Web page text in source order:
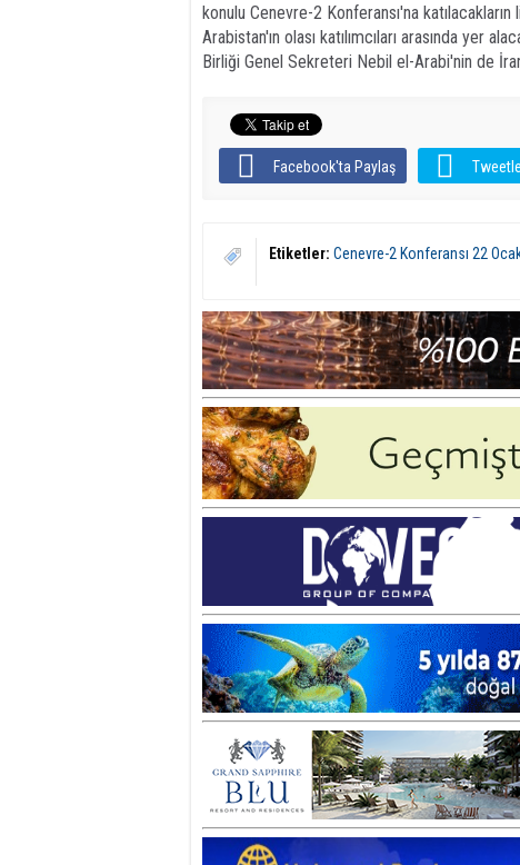
konulu Cenevre-2 Konferansı'na
Arabistan'ın olası katılımcıları arasında yer
Birliği Genel Sekreteri Nebil el-Arabi'nin de
Facebook'ta Paylaş Tweetle
Etiketler: Cenevre-2 Konferansı 22